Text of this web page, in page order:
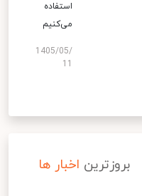
استفاده
می‌کنیم
1405/05/
بروزترین اخبار ها